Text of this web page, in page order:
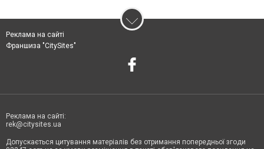
Реклама на сайті
Франшиза "CitySites"
Реклама на сайті:
rek@citysites.ua
Допускається цитування матеріалів без отримання попередньої згоди